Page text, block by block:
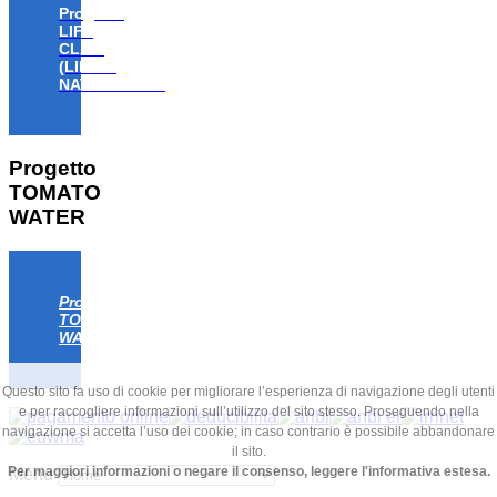
Progetto
LIFE
CLAW
(LIFE18
NAT/IT/000806)
Progetto
TOMATO
WATER
Progetto
TOMATO
WATER
Menu
Questo sito fa uso di cookie per migliorare l’esperienza di navigazione degli utenti
e per raccogliere informazioni sull’utilizzo del sito stesso. Proseguendo nella
navigazione si accetta l’uso dei cookie; in caso contrario è possibile abbandonare
il sito.
Per maggiori informazioni o negare il consenso, leggere l'informativa estesa.